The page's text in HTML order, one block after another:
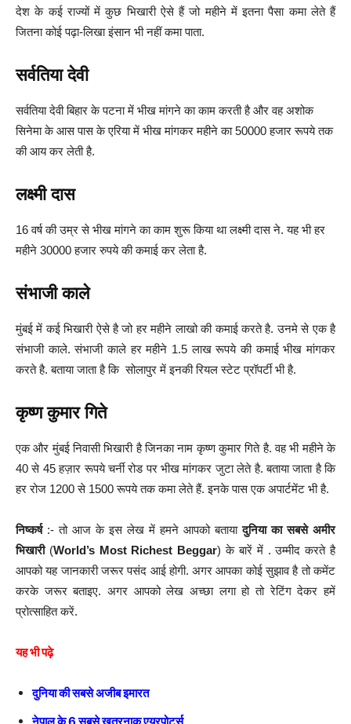
देश के कई राज्यों में कुछ भिखारी ऐसे हैं जो महीने में इतना पैसा कमा लेते हैं
जितना कोई पढ़ा-लिखा इंसान भी नहीं कमा पाता.
सर्वतिया देवी
सर्वतिया देवी बिहार के पटना में भीख मांगने का काम करती है और वह अशोक
सिनेमा के आस पास के एरिया में भीख मांगकर महीने का 50000 हजार रूपये तक
की आय कर लेती है.
लक्ष्मी दास
16 वर्ष की उम्र से भीख मांगने का काम शुरू किया था लक्ष्मी दास ने. यह भी हर
महीने 30000 हजार रुपये की कमाई कर लेता है.
संभाजी काले
मुंबई में कई भिखारी ऐसे है जो हर महीने लाखो की कमाई करते है. उनमे से एक है
संभाजी काले. संभाजी काले हर महीने 1.5 लाख रूपये की कमाई भीख मांगकर
करते है. बताया जाता है कि सोलापुर में इनकी रियल स्टेट प्रॉपर्टी भी है.
कृष्ण कुमार गिते
एक और मुंबई निवासी भिखारी है जिनका नाम कृष्ण कुमार गिते है. वह भी महीने के
40 से 45 हज़ार रूपये चर्नी रोड पर भीख मांगकर जुटा लेते है. बताया जाता है कि
हर रोज 1200 से 1500 रूपये तक कमा लेते हैं. इनके पास एक अपार्टमेंट भी है.
निष्कर्ष:- तो आज के इस लेख में हमने आपको बतायादुनिया का सबसे अमीर
भिखारी(World’s Most Richest Beggar) के बारें में . उम्मीद करते है
आपको यह जानकारी जरूर पसंद आई होगी. अगर आपका कोई सुझाव है तो कमेंट
करके जरूर बताइए. अगर आपको लेख अच्छा लगा हो तो रेटिंग देकर हमें
प्रोत्साहित करें.
यह भी पढ़े
दुनिया की सबसे अजीब इमारत